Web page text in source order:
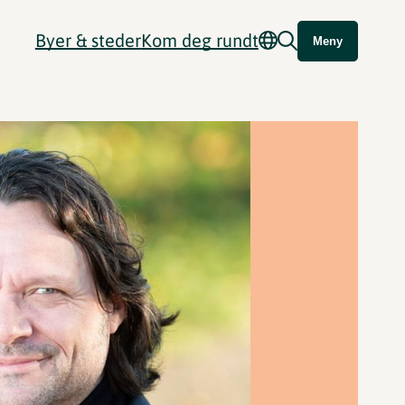
Byer & stederKom deg rundt Meny